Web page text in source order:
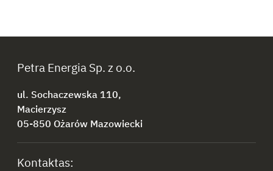
Petra Energia Sp. z o.o.
ul. Sochaczewska 110,
Macierzysz
05-850 Ożarów Mazowiecki
Kontaktas: